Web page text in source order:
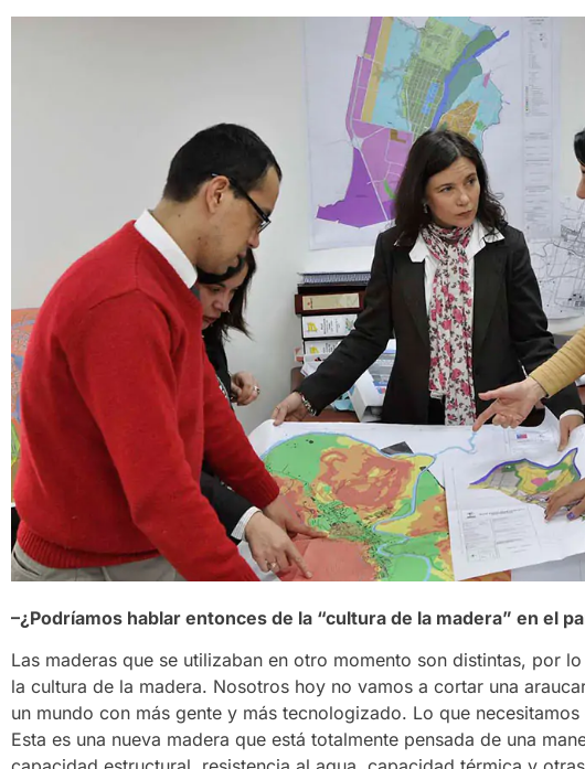
–¿Podríamos hablar entonces de la “cultura de la madera” en el
Las maderas que se utilizaban en otro momento son distintas, por
la cultura de la madera. Nosotros hoy no vamos a cortar una
un mundo con más gente y más tecnologizado. Lo que
Esta es una nueva madera que está totalmente pensada de una